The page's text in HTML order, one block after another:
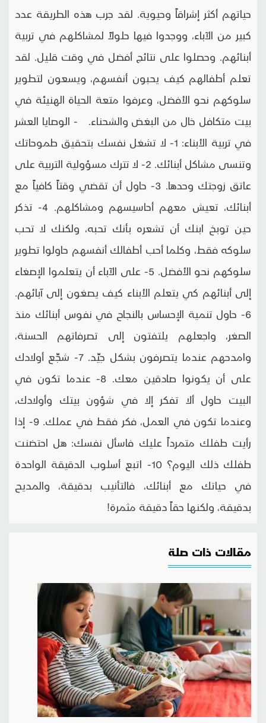
حياتهم أكثر إشراقاً وحيوية. لقد جرب هذه الطريقة عدد
كبير من الآباء، ووجدوا فيها حلولاً لمشاكلهم في تربية
أبنائهم. وحصلوا على نتائج أفضل في وقت قليل. لقد
تعلم أطفالهم كيف يحبون أنفسهم، ويسعون لتطوير
سلوكهم نحو الأفضل، وعرفوا متعة الحياة الهنيئة في
بيت متكافل خال من البغض والشحناء. - الوصايا العشر
في تربية الأبناء: 1- لا تشغل نفسك بتحقيق طموحاتك
وتنسى مشاكل أبنائك. 2- لا تترك مسؤولية التربية على
عاتق زوجتك وحدها. 3- حاول أن تقضي وقتاً كافياً مع
أبنائك، تعيش معهم أحاسيسهم ومشاكلهم. 4- تذكر
حين توبخ ابنك أن تشعره بأنك تحبه، ولكنك لا تحب
سلوكه فقط، وكلما أحب أطفالك أنفسهم حاولوا تطوير
سلوكهم نحو الأفضل. 5- على الآباء أن يتعلموا الإصغاء
إلى أبنائهم كي يتعلم الأبناء كيف يصغون إلى آبائهم.
6- حاول تنمية الإحساس بالنجاح في نفوس أبنائك منذ
الصغر، واجعلهم يلتفتون إلى تصرفاتهم الحسنة،
وامدحهم عندما يتصرفون بشكل جيِّد. 7- شجِّع أولادك
على أن يكونوا صادقين معك. 8- عندما تكون في
البيت حاول ألا تفكر إلا في شؤون بيتك وأولادك،
وعندما تكون في العمل، فكر فقط في عملك. 9- إذا
رأيت طفلك متمرداً عليك فاسأل نفسك: هل احتضنت
طفلك ذلك اليوم؟ 10- اتبع أسلوب الدقيقة الواحدة
في حياتك مع أبنائك، فالتأنيب بدقيقة، والمديح
بدقيقة، ولكنها حقاً دقيقة مثمرة!
مقالات ذات صلة